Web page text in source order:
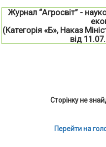
Журнал “Агросвіт” -
(Категорія «Б», Наказ
від
Сторінку не
Перейти на